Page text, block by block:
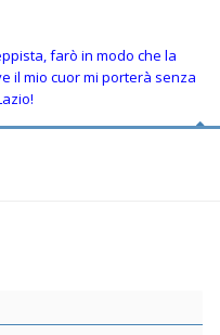
farò in modo che la
il mio cuor mi porterà senza